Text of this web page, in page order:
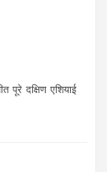
पूरे दक्षिण एशियाई